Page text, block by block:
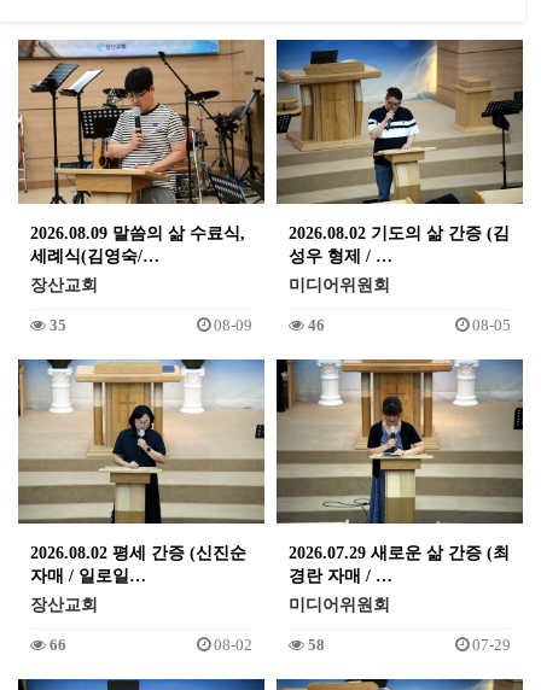
2026.08.09 말씀의 삶 수료식,
세례식(김영숙/…
장산교회
35 08-09
2026.08.02 기도의 삶 간증 (김
성우 형제 / …
미디어위원회
46 08-05
2026.08.02 평세 간증 (신진순
자매 / 일로일…
장산교회
66 08-02
2026.07.29 새로운 삶 간증 (최
경란 자매 / …
미디어위원회
58 07-29